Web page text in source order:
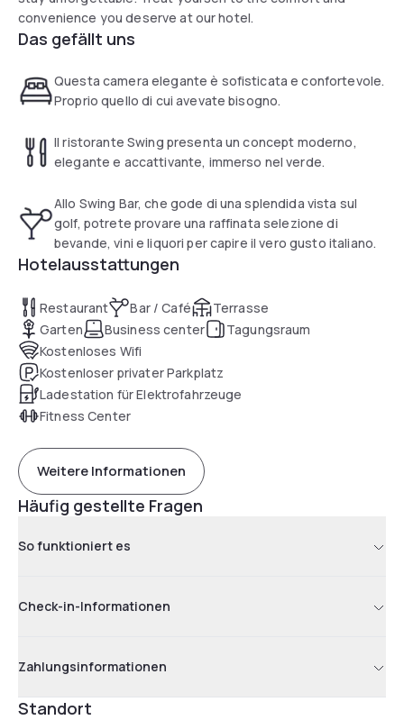
convenience you deserve at our hotel.
Das gefällt uns
Questa camera elegante è sofisticata e confortevole.
Proprio quello di cui avevate bisogno.
Il ristorante Swing presenta un concept moderno,
elegante e accattivante, immerso nel verde.
Allo Swing Bar, che gode di una splendida vista sul
golf, potrete provare una raffinata selezione di
bevande, vini e liquori per capire il vero gusto italiano.
Hotelausstattungen
Restaurant Bar / Café
Terrasse
Garten
Business center
Tagungsraum
Kostenloses Wifi
Kostenloser privater Parkplatz
Ladestation für Elektrofahrzeuge
Fitness Center
Weitere Informationen
Häufig gestellte Fragen
So funktioniert es
Check-in-Informationen
Zahlungsinformationen
Standort